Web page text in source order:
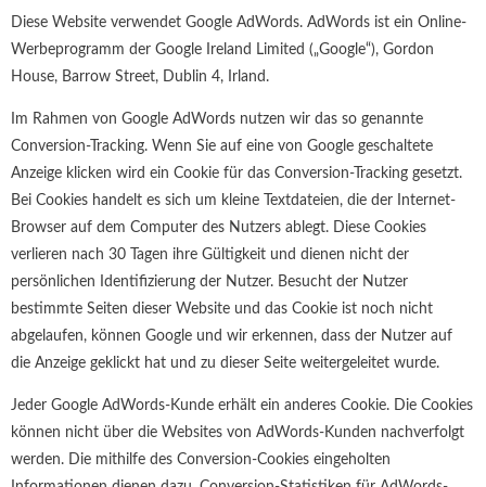
Diese Website verwendet Google AdWords. AdWords ist ein Online-
Werbeprogramm der Google Ireland Limited („Google“), Gordon
House, Barrow Street, Dublin 4, Irland.
Im Rahmen von Google AdWords nutzen wir das so genannte
Conversion-Tracking. Wenn Sie auf eine von Google geschaltete
Anzeige klicken wird ein Cookie für das Conversion-Tracking gesetzt.
Bei Cookies handelt es sich um kleine Textdateien, die der Internet-
Browser auf dem Computer des Nutzers ablegt. Diese Cookies
verlieren nach 30 Tagen ihre Gültigkeit und dienen nicht der
persönlichen Identifizierung der Nutzer. Besucht der Nutzer
bestimmte Seiten dieser Website und das Cookie ist noch nicht
abgelaufen, können Google und wir erkennen, dass der Nutzer auf
die Anzeige geklickt hat und zu dieser Seite weitergeleitet wurde.
Jeder Google AdWords-Kunde erhält ein anderes Cookie. Die Cookies
können nicht über die Websites von AdWords-Kunden nachverfolgt
werden. Die mithilfe des Conversion-Cookies eingeholten